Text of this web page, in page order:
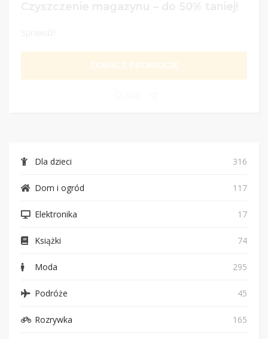
ZOBACZ PROMOCJĘ
Dla dzieci 316
Dom i ogród 117
Elektronika 17
Książki 74
Moda 295
Podróże 45
Rozrywka 165